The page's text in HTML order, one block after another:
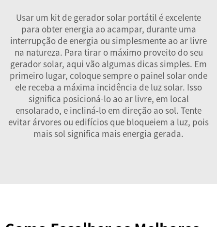
Usar um kit de gerador solar portátil é excelente
para obter energia ao acampar, durante uma
interrupção de energia ou simplesmente ao ar livre
na natureza. Para tirar o máximo proveito do seu
gerador solar, aqui vão algumas dicas simples. Em
primeiro lugar, coloque sempre o painel solar onde
ele receba a máxima incidência de luz solar. Isso
significa posicioná-lo ao ar livre, em local
ensolarado, e incliná-lo em direção ao sol. Tente
evitar árvores ou edifícios que bloqueiem a luz, pois
mais sol significa mais energia gerada.